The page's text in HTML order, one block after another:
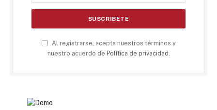
Al registrarse, acepta nuestros términos y
nuestro acuerdo de Política de privacidad .